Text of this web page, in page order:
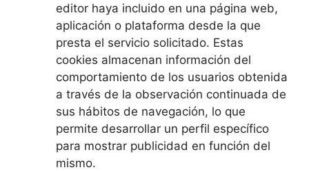
editor haya incluido en una página web,
aplicación o plataforma desde la que
presta el servicio solicitado. Estas
cookies almacenan información del
comportamiento de los usuarios obtenida
a través de la observación continuada de
sus hábitos de navegación, lo que
permite desarrollar un perfil específico
para mostrar publicidad en función del
mismo.